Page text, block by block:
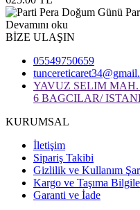
Devamını oku
BİZE ULAŞIN
05549750659
YAVUZ SELIM MAH.
6 BAGCILAR/
KURUMSAL
İletişim
Sipariş Takibi
Gizlilik ve Kullanım
Kargo ve Taşıma
Garanti ve İade